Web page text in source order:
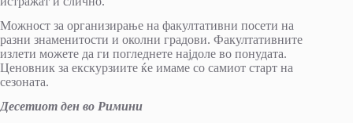
Можност за организирање на факултативни посети на
разни знаменитости и околни градови. Факултативните
излети можете да ги погледнете најдоле во понудата.
Ценовник за екскурзиите ќе имаме со самиот старт на
сезоната.
Десетиот ден во Римини